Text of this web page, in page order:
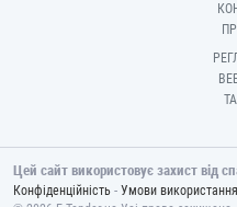
Цей сайт використовує захист від
Конфіденційність - Умови використання